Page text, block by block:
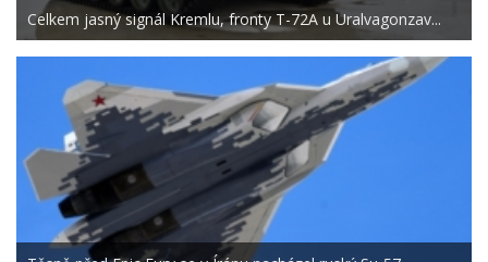
Celkem jasný signál Kremlu, fronty T-72A u Uralvagonzav...